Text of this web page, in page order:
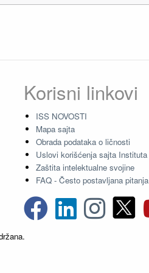
Korisni linkovi
ISS NOVOSTI
Mapa sajta
Obrada podataka o ličnosti
Uslovi korišćenja sajta Instituta
Zaštita intelektualne svojine
FAQ - Često postavljana pitanja